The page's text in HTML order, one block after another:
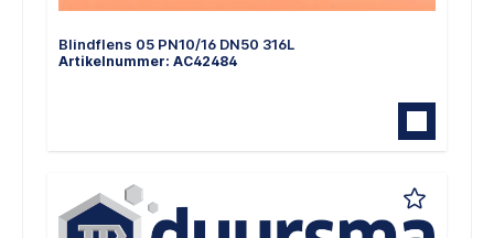
Blindflens 05 PN10/16 DN50 316L
Artikelnummer: AC42484